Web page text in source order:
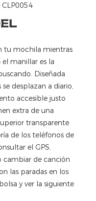
tu mochila mientras
manillar es la
Diseñada
desplazan a diario,
accesible justo
extra de una
transparente
de los teléfonos de
el GPS,
cambiar de canción
las paradas en los
y ver la siguiente